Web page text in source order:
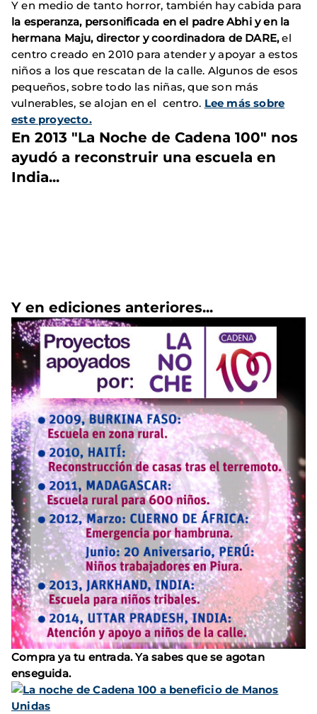
Y en medio de tanto horror, también hay cabida para
la esperanza, personificada en el padre Abhi y en la
hermana Maju, director y coordinadora de DARE,el
centro creado en 2010 para atender y apoyar a estos
niños a los que rescatan de la calle. Algunos de esos
pequeños, sobre todo las niñas, que son más
vulnerables, se alojan en el centro. Lee más sobre
este proyecto.
En 2013 "La Noche de Cadena 100" nos
ayudó a reconstruir una escuela en
India...
Y en ediciones anteriores...
Compra ya tu entrada. Ya sabes que se agotan
enseguida.